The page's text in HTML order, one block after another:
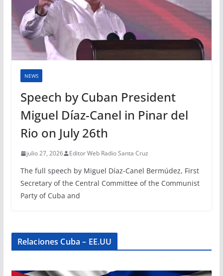
NEWS
Speech by Cuban President
Miguel Díaz-Canel in Pinar del
Rio on July 26th
julio 27, 2026 Editor Web Radio Santa Cruz
The full speech by Miguel Díaz-Canel Bermúdez, First
Secretary of the Central Committee of the Communist
Party of Cuba and
Relaciones Cuba – EE.UU